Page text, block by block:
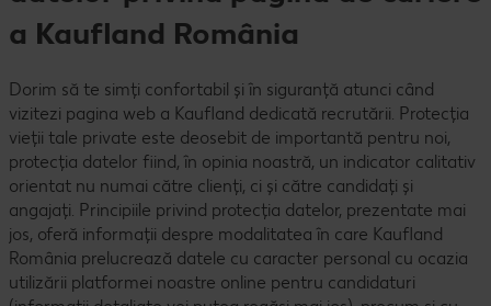
a Kaufland România
Dorim să te simți confortabil și în siguranță atunci când
vizitezi pagina web a Kaufland dedicată recrutării. Protecția
vieții tale private este deosebit de importantă pentru noi,
protecția datelor fiind, în opinia noastră, un indicator calitativ
orientat nu numai către clienți, ci și către candidați și
angajați. Principiile privind protecția datelor, prezentate mai
jos, oferă informații despre modalitatea în care Kaufland
România prelucrează datele cu caracter personal cu ocazia
utilizării platformei noastre online pentru candidaturi